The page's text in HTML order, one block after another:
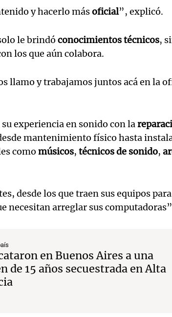
y hacerlo másoficial”, explicó.
le brindó conocimientos técnicos,
los que aún colabora.
llamo y trabajamos juntos acá en la
experiencia en sonido con la
mantenimiento físico hasta
como músicos, técnicos de sonido,
desde los que traen sus equipos
necesitan arreglar sus
en Buenos Aires a una
de 15 años secuestrada en Alta